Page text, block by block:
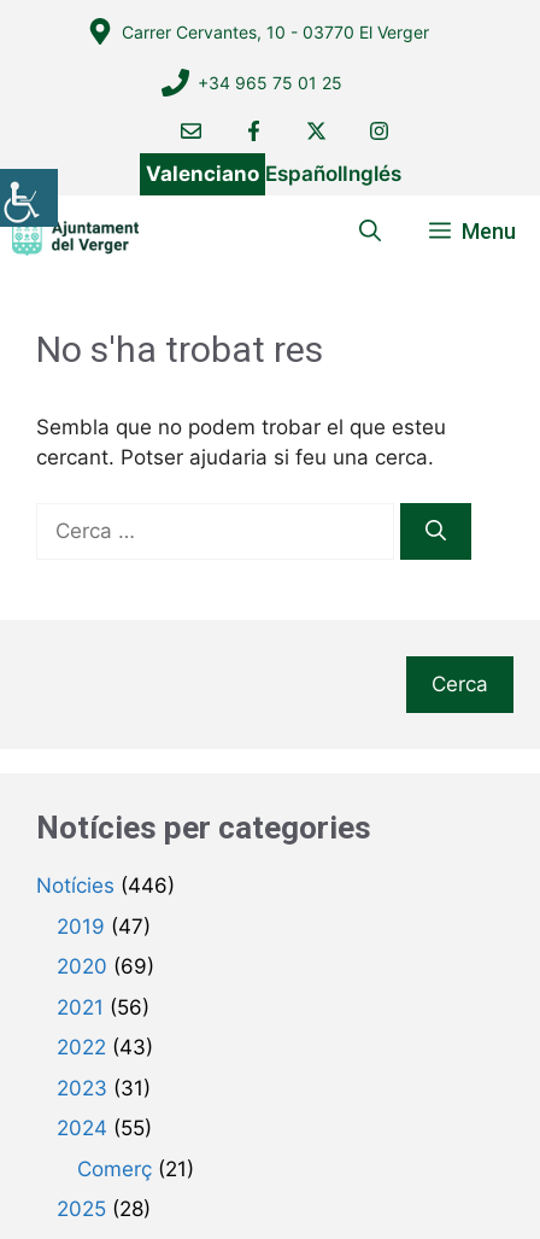
Carrer Cervantes, 10 - 03770 El Verger
+34 965 75 01 25
Valenciano EspañolInglés
Menu
No s'ha trobat res
Sembla que no podem trobar el que esteu
cercant. Potser ajudaria si feu una cerca.
Cerca:
Cerca
Notícies per categories
Notícies (446)
2019 (47)
2020 (69)
2021 (56)
2022 (43)
2023 (31)
2024 (55)
Comerç (21)
2025 (28)